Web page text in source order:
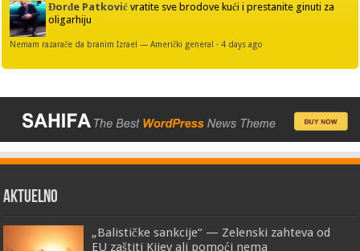
Đorđe Patković vratite sve brodove kući i prestanite ginuti za
oligarhiju
Nemam razarače da branim Izrael — Američki general ·4 days ago
AKTUELNO
„Balističke sankcije“ — Zelenski zahteva od
EU zaštiti Kijev ali pomoći nema